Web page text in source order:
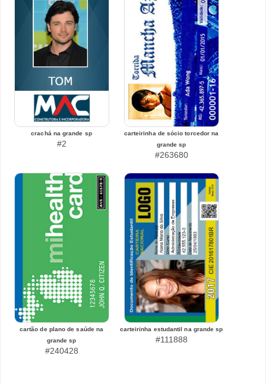
crachá na grande sp
#2
carteirinha de sócio torcedor na
grande sp
#263680
cartão de plano de saúde na
grande sp
#240428
carteirinha estudantil na grande sp
#111888